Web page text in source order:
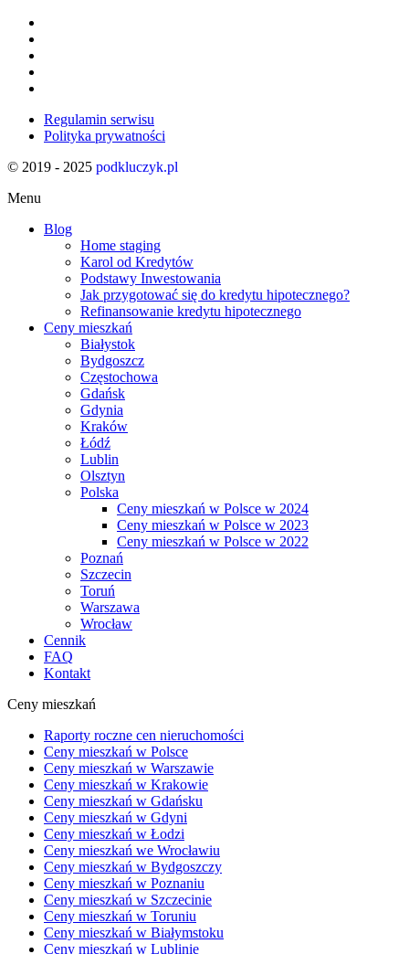
Regulamin serwisu
Polityka prywatności
© 2019 - 2025 podkluczyk.pl
Menu
Blog
Home staging
Karol od Kredytów
Podstawy Inwestowania
Jak przygotować się do kredytu hipotecznego?
Refinansowanie kredytu hipotecznego
Ceny mieszkań
Białystok
Bydgoszcz
Częstochowa
Gdańsk
Gdynia
Kraków
Łódź
Lublin
Olsztyn
Polska
Ceny mieszkań w Polsce w 2024
Ceny mieszkań w Polsce w 2023
Ceny mieszkań w Polsce w 2022
Poznań
Szczecin
Toruń
Warszawa
Wrocław
Cennik
FAQ
Kontakt
Ceny mieszkań
Raporty roczne cen nieruchomości
Ceny mieszkań w Polsce
Ceny mieszkań w Warszawie
Ceny mieszkań w Krakowie
Ceny mieszkań w Gdańsku
Ceny mieszkań w Gdyni
Ceny mieszkań w Łodzi
Ceny mieszkań we Wrocławiu
Ceny mieszkań w Bydgoszczy
Ceny mieszkań w Poznaniu
Ceny mieszkań w Szczecinie
Ceny mieszkań w Toruniu
Ceny mieszkań w Białymstoku
Ceny mieszkań w Lublinie